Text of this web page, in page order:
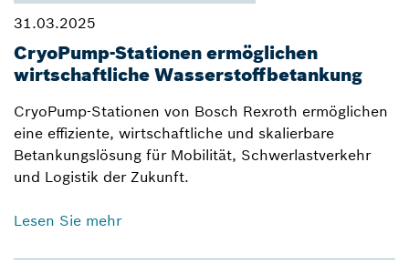
31.03.2025
CryoPump-Stationen ermöglichen
wirtschaftliche Wasserstoffbetankung
CryoPump-Stationen von Bosch Rexroth ermöglichen
eine effiziente, wirtschaftliche und skalierbare
Betankungslösung für Mobilität, Schwerlastverkehr
und Logistik der Zukunft.
Lesen Sie mehr